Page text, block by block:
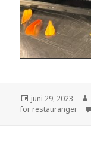
Postat
juni 29, 2023
för restauranger